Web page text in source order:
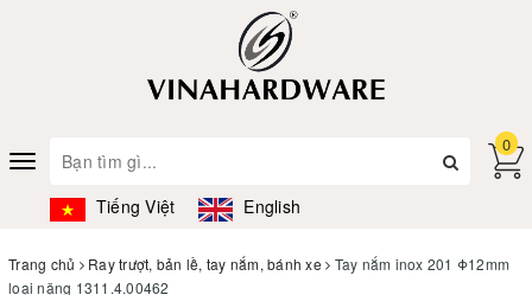
Toggle
navigation
Tiếng Việt English
0
Trang chủ Ray trượt, bản lề, tay nắm, bánh xe
Tay nắm inox 201 Φ12mm
loại nặng 1311.4.00462